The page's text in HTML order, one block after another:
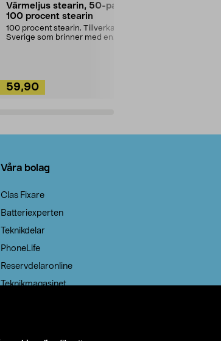
Värmeljus stearin, 50-pack,
100 procent stearin
100 procent stearin. Tillverkade i
Sverige som brinner med en
59,90
Våra bolag
Clas Fixare
Batteriexperten
Teknikdelar
PhoneLife
Reservdelaronline
Teknikmagasinet